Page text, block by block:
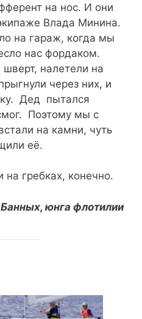
на нос. И они
Влада Минина.
на гараж, когда мы
нас фордаком.
налетели на
через них, и
Дед пытался
Поэтому мы с
на камни, чуть
её.
гребках, конечно.
юнга флотилии